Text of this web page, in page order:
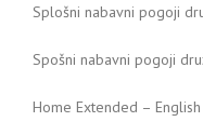
Splošni nabavni pogoji
Spošni nabavni pogoji
Home Extended – English